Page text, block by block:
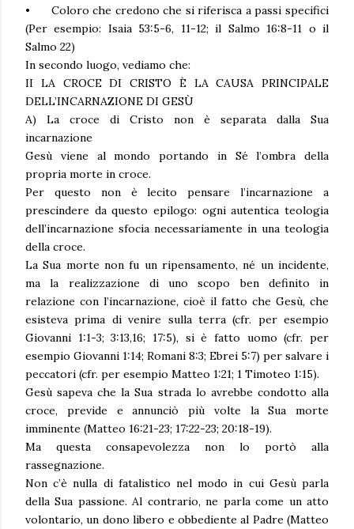
•
Coloro che credono che si riferisca a passi specifici
(Per esempio: Isaia 53:5-6, 11-12; il Salmo 16:8-11 o il
Salmo 22)
In secondo luogo, vediamo che:
II LA CROCE DI CRISTO È LA CAUSA PRINCIPALE
DELL’INCARNAZIONE DI GESÙ
A) La croce di Cristo non è separata dalla Sua
incarnazione
Gesù viene al mondo portando in Sé l’ombra della
propria morte in croce.
Per questo non è lecito pensare l’incarnazione a
prescindere da questo epilogo: ogni autentica teologia
dell’incarnazione sfocia necessariamente in una teologia
della croce.
La Sua morte non fu un ripensamento, né un incidente,
ma la realizzazione di uno scopo ben definito in
relazione con l’incarnazione, cioè il fatto che Gesù, che
esisteva prima di venire sulla terra (cfr. per esempio
Giovanni 1:1-3; 3:13,16; 17:5), si è fatto uomo (cfr. per
esempio Giovanni 1:14; Romani 8:3; Ebrei 5:7) per salvare i
peccatori (cfr. per esempio Matteo 1:21; 1 Timoteo 1:15).
Gesù sapeva che la Sua strada lo avrebbe condotto alla
croce, previde e annunciò più volte la Sua morte
imminente (Matteo 16:21-23; 17:22-23; 20:18-19).
Ma questa consapevolezza non lo portò alla
rassegnazione.
Non c’è nulla di fatalistico nel modo in cui Gesù parla
della Sua passione. Al contrario, ne parla come un atto
volontario, un dono libero e obbediente al Padre (Matteo